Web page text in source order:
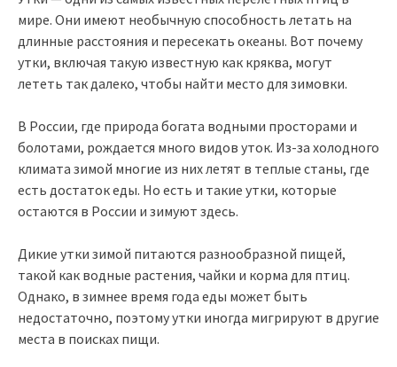
мире. Они имеют необычную способность летать на
длинные расстояния и пересекать океаны. Вот почему
утки, включая такую известную как кряква, могут
лететь так далеко, чтобы найти место для зимовки.
В России, где природа богата водными просторами и
болотами, рождается много видов уток. Из-за холодного
климата зимой многие из них летят в теплые станы, где
есть достаток еды. Но есть и такие утки, которые
остаются в России и зимуют здесь.
Дикие утки зимой питаются разнообразной пищей,
такой как водные растения, чайки и корма для птиц.
Однако, в зимнее время года еды может быть
недостаточно, поэтому утки иногда мигрируют в другие
места в поисках пищи.